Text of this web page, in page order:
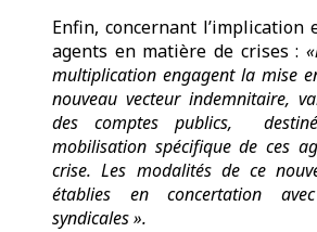
Enfin, concernant l’implication
agents en matière de crises :
multiplication engagent la mise
nouveau vecteur indemnitaire,
des comptes publics,
mobilisation spécifique de ces
crise. Les modalités de ce
établies en concertation
syndicales ».